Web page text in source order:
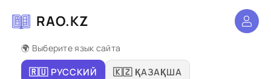
RAO.KZ
🌍 Выберите язык сайта
🇷🇺 РУССКИЙ 🇰🇿 ҚАЗАҚША